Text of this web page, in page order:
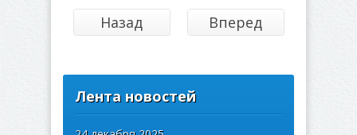
Назад Вперед
Лента новостей